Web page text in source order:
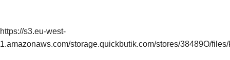
https://s3.eu-west-
1.amazonaws.com/storage.quickbutik.com/stores/38489O/